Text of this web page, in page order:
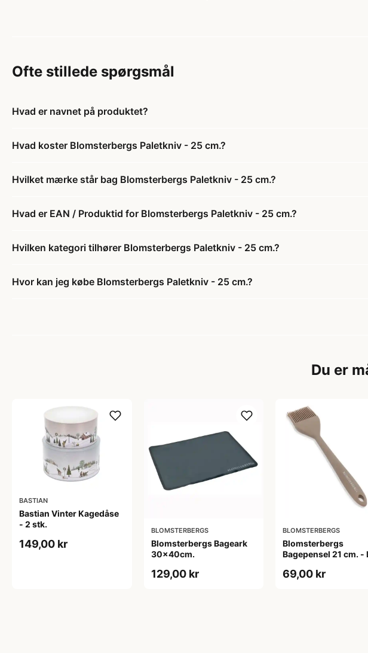
Ofte stillede spørgsmål
Hvad er navnet på produktet?
Hvad koster Blomsterbergs Paletkniv - 25 cm.?
Hvilket mærke står bag Blomsterbergs Paletkniv - 25 cm.?
Hvad er EAN / Produktid for Blomsterbergs Paletkniv - 25 cm.?
Hvilken kategori tilhører Blomsterbergs Paletkniv - 25 cm.?
Hvor kan jeg købe Blomsterbergs Paletkniv - 25 cm.?
Du er
BASTIAN
Bastian Vinter Kagedåse
- 2 stk.
149,00 kr
BLOMSTERBERGS
Blomsterbergs Bageark
30x40cm.
129,00 kr
BLOMSTERBERGS
Blomsterbergs
Bagepensel 21 cm. -
69,00 kr